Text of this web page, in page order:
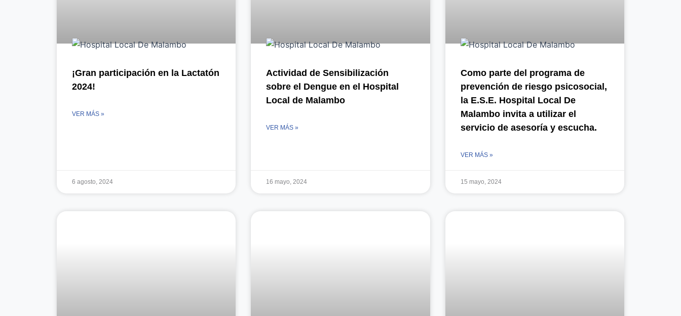
¡Gran participación en la Lactatón
2024!
VER MÁS »
6 agosto, 2024
Actividad de Sensibilización
sobre el Dengue en el Hospital
Local de Malambo
VER MÁS »
16 mayo, 2024
Como parte del programa de
prevención de riesgo psicosocial,
la E.S.E. Hospital Local De
Malambo invita a utilizar el
servicio de asesoría y escucha.
VER MÁS »
15 mayo, 2024